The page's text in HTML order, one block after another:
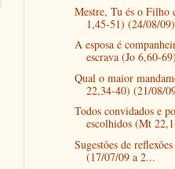
Mestre, Tu és o Filho
1,45-51) (24/08/09)
A esposa é
escrava (Jo 6,60-
Qual o maior
22,34-40) (21/08/
Todos convidados e
escolhidos (Mt
Sugestões de
(17/07/09 a 2...